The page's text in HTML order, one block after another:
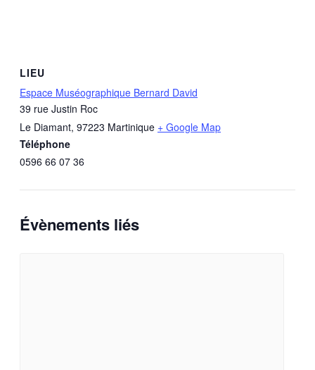
LIEU
Espace Muséographique Bernard David
39 rue Justin Roc
Le Diamant, 97223 Martinique + Google Map
Téléphone
0596 66 07 36
Évènements liés